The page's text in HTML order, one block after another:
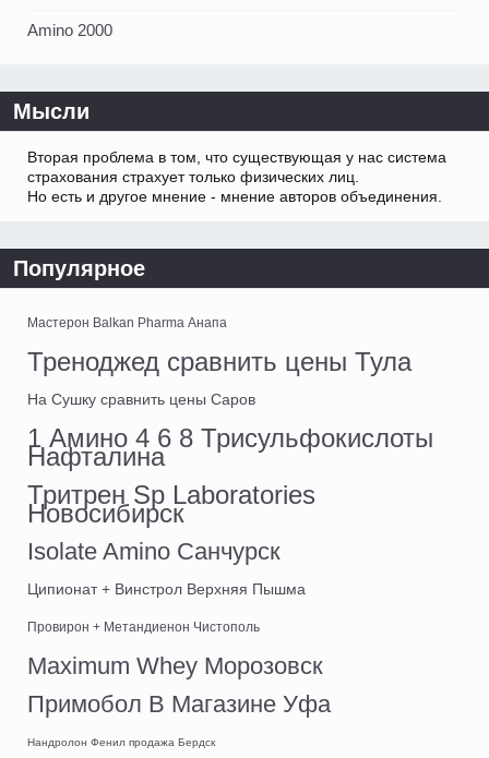
Amino 2000
Мысли
Вторая проблема в том, что существующая у нас система
страхования страхует только физических лиц.
Но есть и другое мнение - мнение авторов объединения.
Популярное
Мастерон Balkan Pharma Анапа
Треноджед сравнить цены Тула
На Сушку сравнить цены Саров
1 Амино 4 6 8 Трисульфокислоты
Нафталина
Тритрен Sp Laboratories
Новосибирск
Isolate Amino Санчурск
Ципионат + Винстрол Верхняя Пышма
Провирон + Метандиенон Чистополь
Maximum Whey Морозовск
Примобол В Магазине Уфа
Нандролон Фенил продажа Бердск